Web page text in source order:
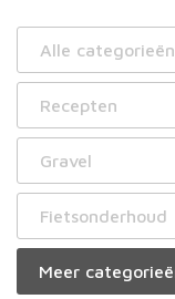
Alle categorieën
Recepten
Gravel
Fietsonderhoud